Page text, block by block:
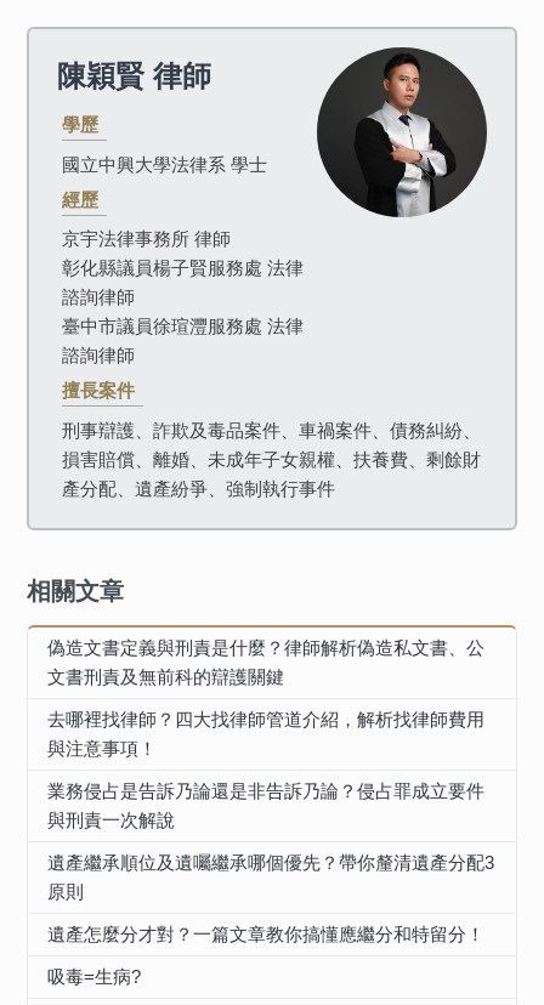
陳穎賢律師
學歷
國立中興大學法律系 學士
經歷
京宇法律事務所 律師
彰化縣議員楊子賢服務處 法律
諮詢律師
臺中市議員徐瑄灃服務處 法律
諮詢律師
擅長案件
刑事辯護、詐欺及毒品案件、車禍案件、債務糾紛、
損害賠償、離婚、未成年子女親權、扶養費、剩餘財
產分配、遺產紛爭、強制執行事件
相關文章
偽造文書定義與刑責是什麼？律師解析偽造私文書、公
文書刑責及無前科的辯護關鍵
去哪裡找律師？四大找律師管道介紹，解析找律師費用
與注意事項！
業務侵占是告訴乃論還是非告訴乃論？侵占罪成立要件
與刑責一次解說
遺產繼承順位及遺囑繼承哪個優先？帶你釐清遺產分配3
原則
遺產怎麼分才對？一篇文章教你搞懂應繼分和特留分！
吸毒=生病?